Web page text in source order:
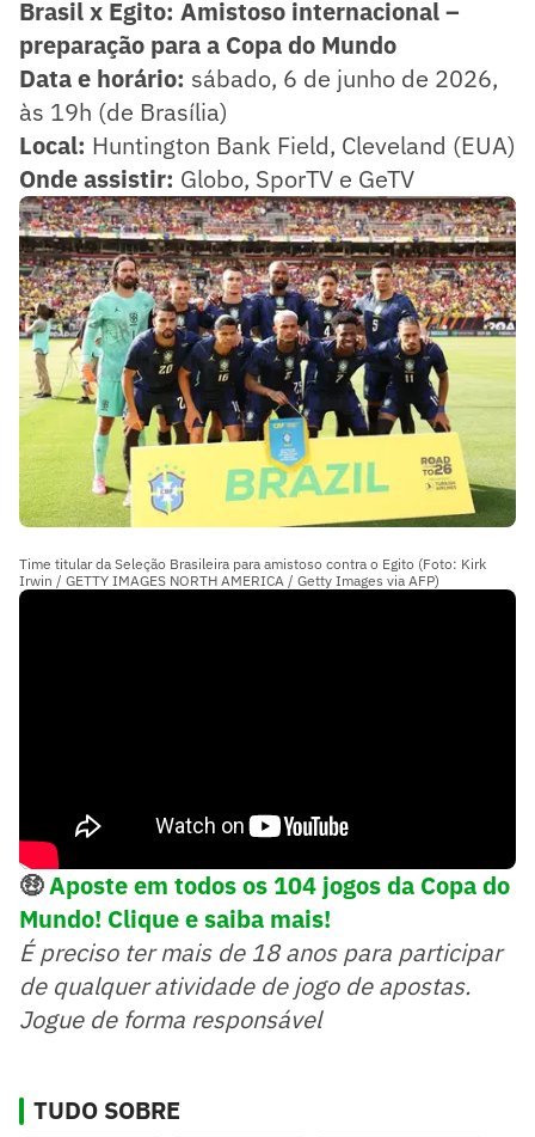
Brasil x Egito: Amistoso internacional –
preparação para a Copa do Mundo
Data e horário: sábado, 6 de junho de 2026,
às 19h (de Brasília)
Local: Huntington Bank Field, Cleveland (EUA)
Onde assistir: Globo, SporTV e GeTV
Time titular da Seleção Brasileira para amistoso contra o Egito (Foto: Kirk
Irwin / GETTY IMAGES NORTH AMERICA / Getty Images via AFP)
🤑Aposte em todos os 104 jogos da Copa do
Mundo! Clique e saiba mais!
É preciso ter mais de 18 anos para participar
de qualquer atividade de jogo de apostas.
Jogue de forma responsável
TUDO SOBRE